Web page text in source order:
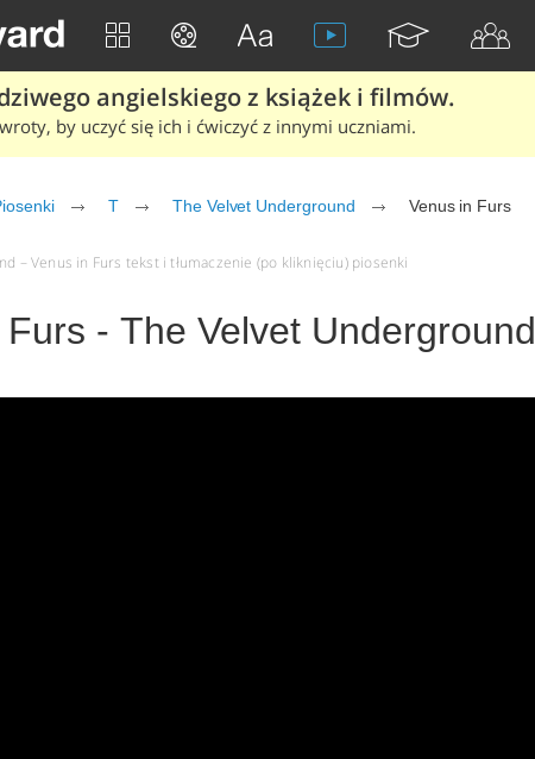
angielskiego z książek i filmów.
by uczyć się ich i ćwiczyć z innymi uczniami.
T The Velvet Underground Venus in Furs
– Venus in Furs tekst i tłumaczenie (po kliknięciu) piosenki
- The Velvet Underground